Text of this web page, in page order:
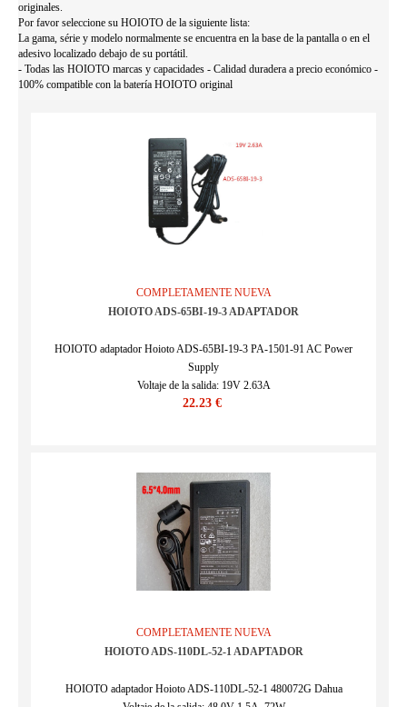
originales.
Por favor seleccione su HOIOTO de la siguiente lista:
La gama, série y modelo normalmente se encuentra en la base de la pantalla o en el
adesivo localizado debajo de su portátil.
- Todas las HOIOTO marcas y capacidades - Calidad duradera a precio económico -
100% compatible con la batería HOIOTO original
COMPLETAMENTE NUEVA
HOIOTO ADS-65BI-19-3 ADAPTADOR
HOIOTO adaptador Hoioto ADS-65BI-19-3 PA-1501-91 AC Power
Supply
Voltaje de la salida: 19V 2.63A
SKU : HOI17222
22.23 €
COMPLETAMENTE NUEVA
HOIOTO ADS-110DL-52-1 ADAPTADOR
HOIOTO adaptador Hoioto ADS-110DL-52-1 480072G Dahua